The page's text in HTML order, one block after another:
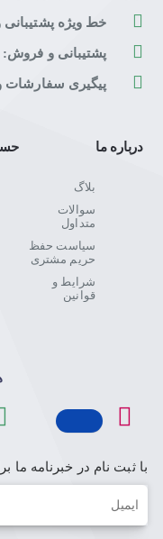
خط ویژه پشتیبانی و
پشتیبانی و فروش: 7-88228284-021
پیگیری سفارشات و
درباره ما
بلاگ
سوالات
متداول
سیاست حفظ
حریم مشتری
شرایط و
قوانین
با ثبت نام در خبرنامه ما
ایمیل